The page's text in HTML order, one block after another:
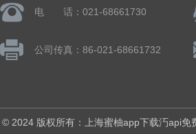
电 话：021-68661730
公司传真：86-021-68661732
© 2024 版权所有：上海蜜柚app下载汅api